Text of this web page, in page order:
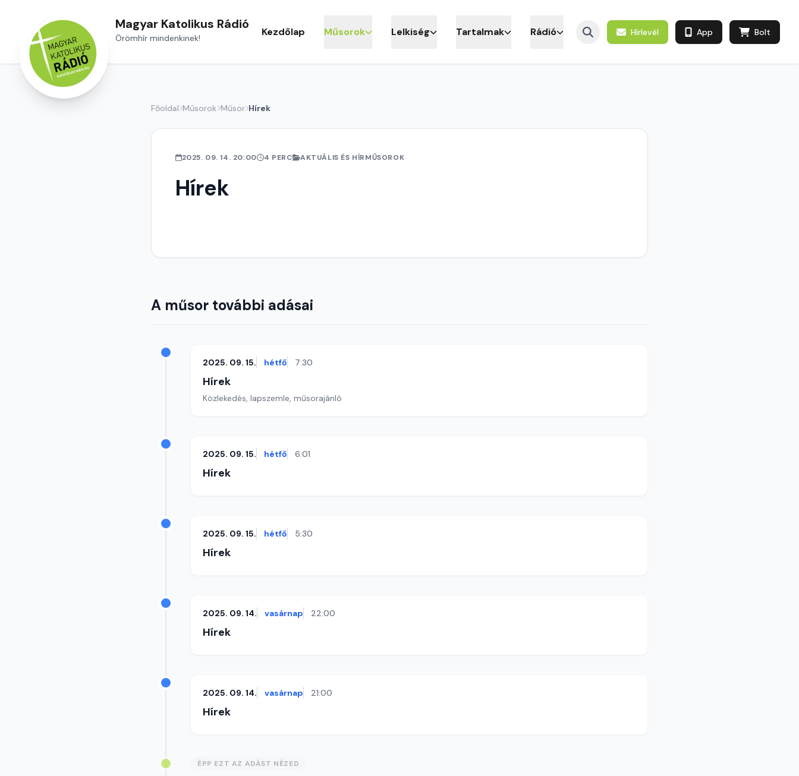
Magyar Katolikus Rádió
Örömhír mindenkinek! Kezdőlap Műsorok Lelkiség Tartalmak Rádió Hírlevél App Bolt
Főoldal Műsorok Műsor Hírek
2025. 09. 14. 20:00 4 PERC AKTUÁLIS ÉS HÍRMŰSOROK
Hírek
A műsor további adásai
2025. 09. 15. hétfő 7:30
Hírek
Közlekedés, lapszemle, műsorajánló
2025. 09. 15. hétfő 6:01
Hírek
2025. 09. 15. hétfő 5:30
Hírek
2025. 09. 14. vasárnap 22:00
Hírek
2025. 09. 14. vasárnap 21:00
Hírek
ÉPP EZT AZ ADÁST NÉZED